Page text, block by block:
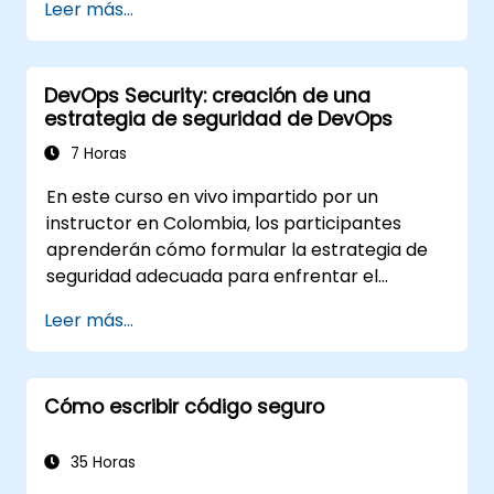
Leer más...
DevOps Security: creación de una
estrategia de seguridad de DevOps
7 Horas
En este curso en vivo impartido por un
instructor en Colombia, los participantes
aprenderán cómo formular la estrategia de
seguridad adecuada para enfrentar el
Leer más...
Cómo escribir código seguro
35 Horas